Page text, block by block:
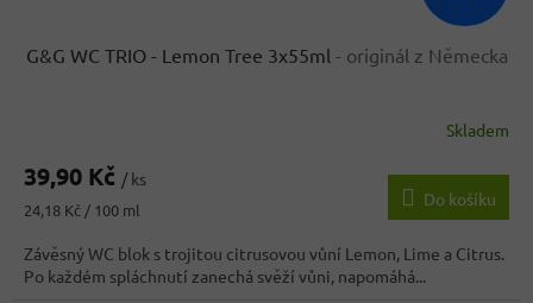
G&G WC TRIO - Lemon Tree 3x55ml - originál z Německa
produktu
4,1
z
5
hvězdiček.
Skladem
39,90 Kč / ks
Měrná
24,18 Kč / 100 ml
Do košíku
Závěsný WC blok s trojitou citrusovou vůní Lemon, Lime a Citrus.
Po každém spláchnutí zanechá svěží vůni, napomáhá...